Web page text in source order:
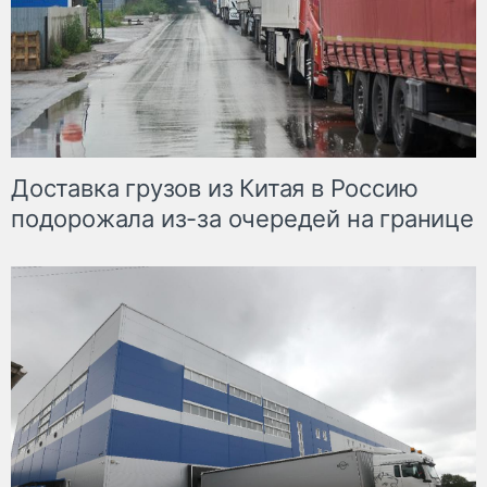
Доставка грузов из Китая в Россию
подорожала из-за очередей на границе